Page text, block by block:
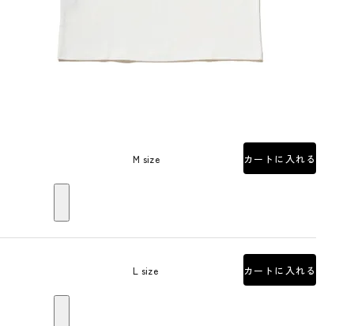
M size カートに入れる
L size カートに入れる